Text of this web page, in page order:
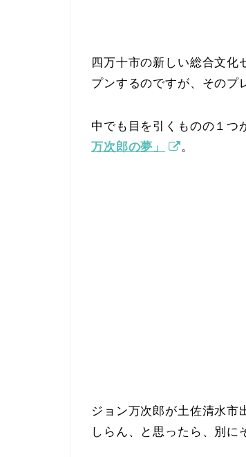
四万十市の新しい総合文化
プンするのですが、そのプ
中でも目を引くものの１つ
万次郎の夢」
。
ジョン万次郎が土佐清水市
しらん、と思ったら、別に